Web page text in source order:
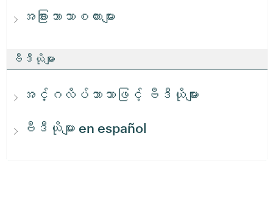
အခြားဘာသာစကားများ
ဗီဒီယိုများ
အင်္ဂလိပ်ဘာသာဖြင့် ဗီဒီယိုများ
ဗီဒီယိုများ en español